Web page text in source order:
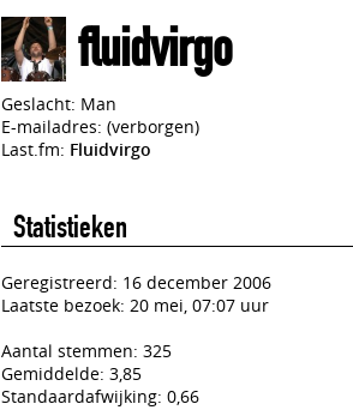
fluidvirgo
Geslacht: Man
E-mailadres: (verborgen)
Last.fm: Fluidvirgo
Statistieken
Geregistreerd: 16 december 2006
Laatste bezoek: 20 mei, 07:07 uur
Aantal stemmen: 325
Gemiddelde: 3,85
Standaardafwijking: 0,66